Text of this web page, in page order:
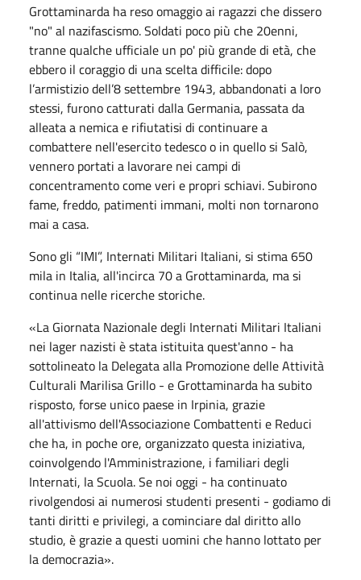
Grottaminarda ha reso omaggio ai ragazzi che dissero
"no" al nazifascismo. Soldati poco più che 20enni,
tranne qualche ufficiale un po' più grande di età, che
ebbero il coraggio di una scelta difficile: dopo
l’armistizio dell’8 settembre 1943, abbandonati a loro
stessi, furono catturati dalla Germania, passata da
alleata a nemica e rifiutatisi di continuare a
combattere nell'esercito tedesco o in quello si Salò,
vennero portati a lavorare nei campi di
concentramento come veri e propri schiavi. Subirono
fame, freddo, patimenti immani, molti non tornarono
mai a casa.
Sono gli “IMI”, Internati Militari Italiani, si stima 650
mila in Italia, all'incirca 70 a Grottaminarda, ma si
continua nelle ricerche storiche.
«La Giornata Nazionale degli Internati Militari Italiani
nei lager nazisti è stata istituita quest'anno - ha
sottolineato la Delegata alla Promozione delle Attività
Culturali Marilisa Grillo - e Grottaminarda ha subito
risposto, forse unico paese in Irpinia, grazie
all'attivismo dell'Associazione Combattenti e Reduci
che ha, in poche ore, organizzato questa iniziativa,
coinvolgendo l'Amministrazione, i familiari degli
Internati, la Scuola. Se noi oggi - ha continuato
rivolgendosi ai numerosi studenti presenti - godiamo di
tanti diritti e privilegi, a cominciare dal diritto allo
studio, è grazie a questi uomini che hanno lottato per
la democrazia».